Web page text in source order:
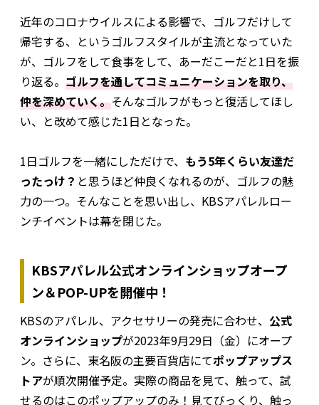
近年のコロナウイルスによる影響で、ゴルフだけして
帰宅する、というゴルフスタイルが主流となっていた
が、ゴルフをして食事をして、あーだこーだと1日を振
り返る。 ゴルフを通してコミュニケーションを取り、
仲を深めていく。そんなゴルフがもっと復活してほし
い、と改めて感じた1日となった。
1日ゴルフを一緒にしただけで、 もう5年くらい友達だ
ったっけ？ と思うほど仲良くなれるのが、ゴルフの魅
力の一つ。そんなことを思い出し、KBSアパレルロー
ンチイベントは幕を閉じた。
KBSアパレル公式オンラインショップオープ
ン＆POP-UPを開催中！
KBSのアパレル、アクセサリーの発売に合わせ、 公式
オンラインショップが2023年9月29日（金）にオープ
ン。さらに、東名阪の主要百貨店にてポップアップス
トアが順次開催予定。実際の商品を見て、触って、試
せるのはこのポップアップのみ！見てびっくり、触っ